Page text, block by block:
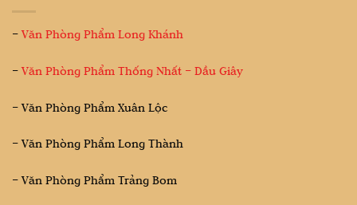
–Văn Phòng Phẩm Long Khánh
–Văn Phòng Phẩm Thống Nhất – Dầu Giây
– Văn Phòng Phẩm Xuân Lộc
– Văn Phòng Phẩm Long Thành
– Văn Phòng Phẩm Trảng Bom